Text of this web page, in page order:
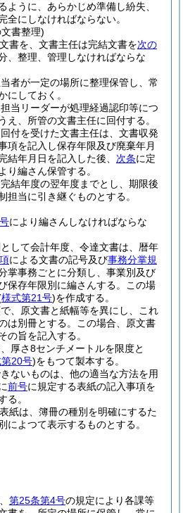
ように、あらかじめ準備し紛失、
全にしなければならない。
書整理)
書を、文書主任は完結文書を次の
、整理、管理しなければならな
者が一定の場所に整理保管し、常
にしておく。
当リーダーが処理経過認印等につ
え、所管の文書主任に回付する。
付を受けた文書主任は、文書収発
項を記入し保存年限及び廃棄年月
結年月日を記入した後、 次条に定
り編さん保管する。
結年度の翌年度までとし、期限後
担当に引き継ぐものとする。
により編さんしなければならな
して会計年度、令達文書は、暦年
による文書の記号及び事務分掌規
掌事務ごとに分類し、事業別及び
保存年限別に編さんする。
この場
様式第21号)を作成する。
、原文書と紙幅等を異にし、これ
は別冊とする。
この場合、原文書
の旨を記入する。
厚さ8センチメートルを限度と
20号)をもつて製本する。
ないものは、他の適当な方法を用
前号に規定する表紙の記入事項を
る。
紙は、簿冊の種別を明確にするた
によつて表示するものとする。
第25条第4号の規定により各課等